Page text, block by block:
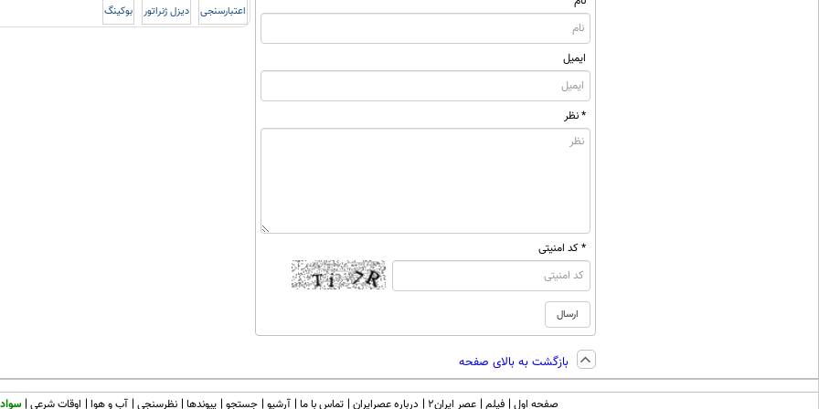
ایمیل
* نظر
* کد امنیتی
اعتبارسنجی دیزل ژنراتور بوکینگ
بازگشت به بالای صفحه
صفحه اول فیلم عصر ایران۲ درباره عصرایران تماس با ما آرشیو جستجو پیوندها نظرسنجی آب و هوا اوقات شرعی